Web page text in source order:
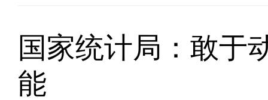
国家统计局：敢于
能